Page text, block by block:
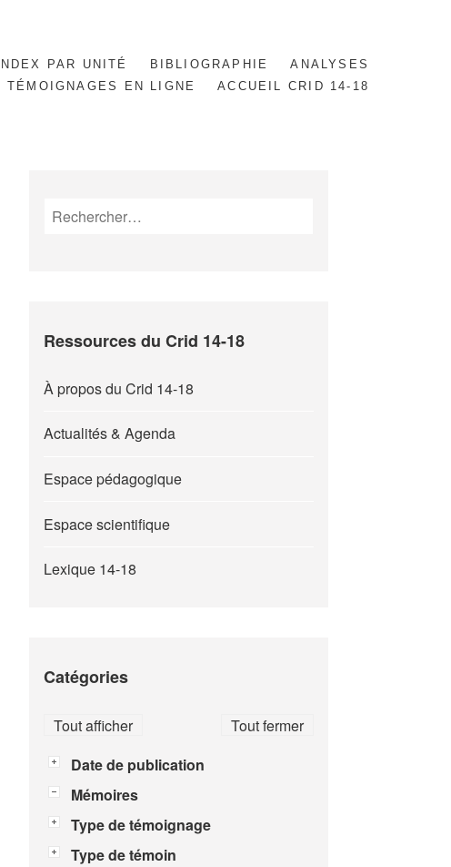
INDEX PAR UNITÉ BIBLIOGRAPHIE
ANALYSES
TÉMOIGNAGES EN LIGNE
ACCUEIL CRID 14-18
Rechercher :
Ressources du Crid 14-18
À propos du Crid 14-18
Actualités & Agenda
Espace pédagogique
Espace scientifique
Lexique 14-18
Catégories
Tout fermer
Tout afficher
Date de publication
Mémoires
Type de témoignage
Type de témoin